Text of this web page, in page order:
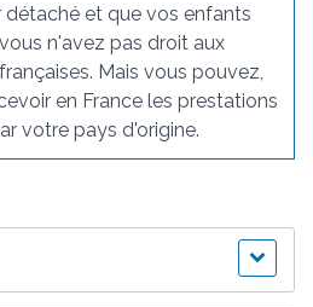
détaché et que vos enfants
n'avez pas droit aux
Mais vous pouvez,
en France les prestations
votre pays d'origine.